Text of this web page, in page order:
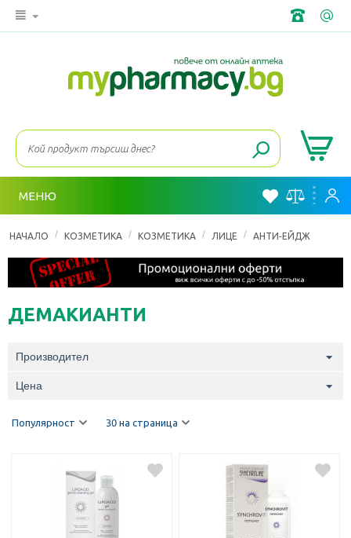
МЕНЮ
НАЧАЛО / КОЗМЕТИКА / КОЗМЕТИКА / ЛИЦЕ / АНТИ-ЕЙДЖ
ДЕМАКИАНТИ
Производител
Цена
Популярност 30 на страница